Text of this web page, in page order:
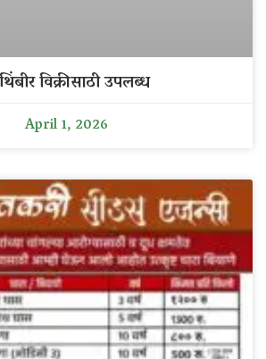
विक्रीसाठी उपलब्ध
April 1, 2026